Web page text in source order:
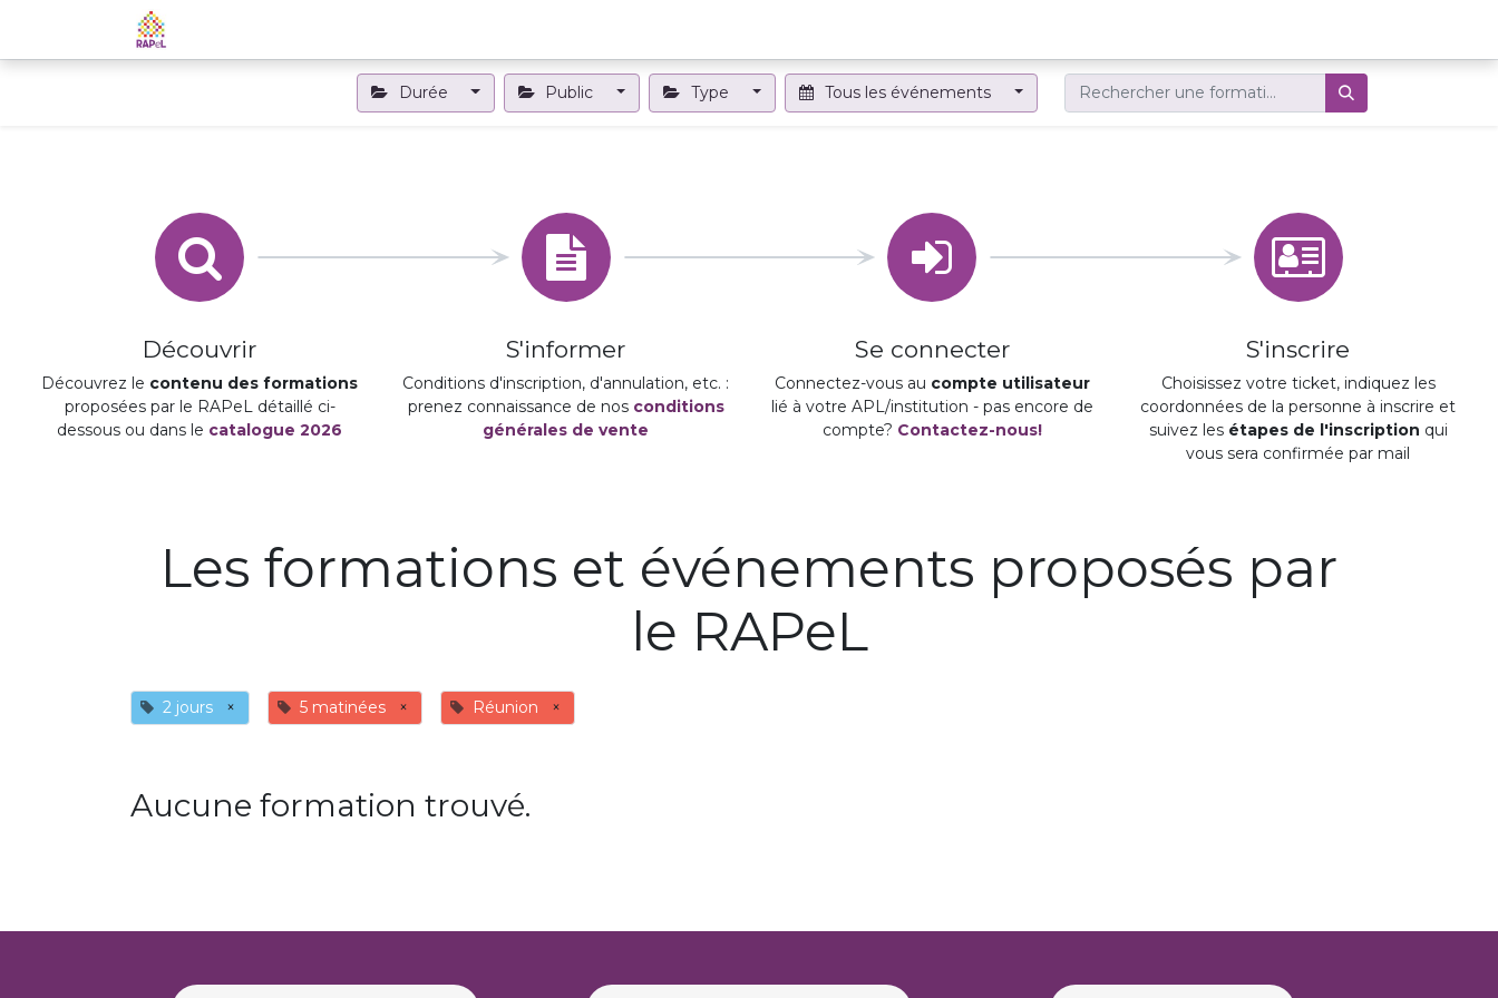
Durée Public Type Tous les événements
Découvrir
Découvrez le contenu des formations
proposées par le RAPeL détaillé ci-
dessous ou dans le catalogue 2026
S'informer
Conditions d'inscription, d'annulation, etc. :
prenez connaissance de nos conditions
générales de vente
Se connecter
Connectez-vous au compte utilisateur
lié à votre APL/institution - pas encore de
compte? Contactez-nous!
S'inscrire
Choisissez votre ticket, indiquez les
coordonnées de la personne à inscrire et
suivez les étapes de l'inscription qui
vous sera confirmée par mail
Les formations et événements proposés par
le RAPeL
2 jours × 5 matinées × Réunion ×
Aucune formation trouvé.